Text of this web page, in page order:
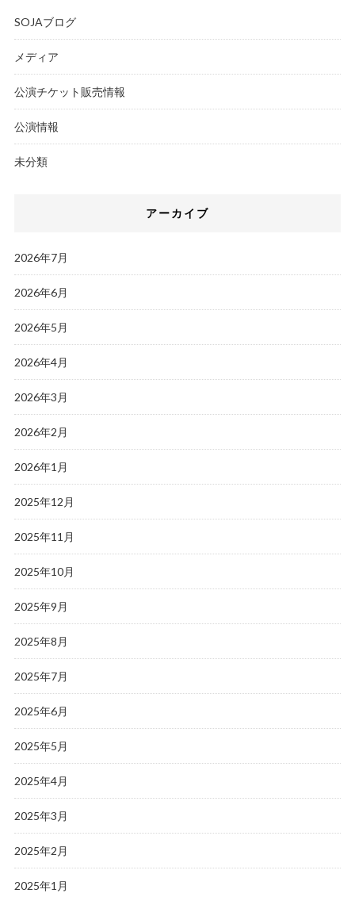
SOJAブログ
メディア
公演チケット販売情報
公演情報
未分類
アーカイブ
2026年7月
2026年6月
2026年5月
2026年4月
2026年3月
2026年2月
2026年1月
2025年12月
2025年11月
2025年10月
2025年9月
2025年8月
2025年7月
2025年6月
2025年5月
2025年4月
2025年3月
2025年2月
2025年1月